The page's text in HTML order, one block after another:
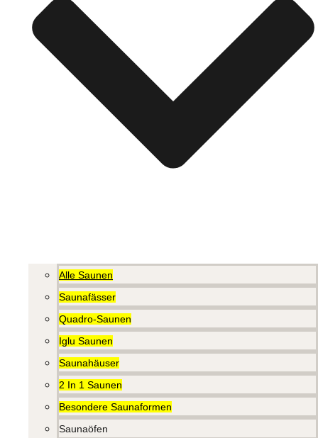
Alle Saunen
Saunafässer
Quadro-Saunen
Iglu Saunen
Saunahäuser
2 In 1 Saunen
Besondere Saunaformen
Saunaöfen